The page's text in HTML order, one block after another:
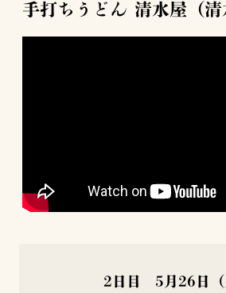
手打ちうどん 清水屋（清
2日目 5月26日（